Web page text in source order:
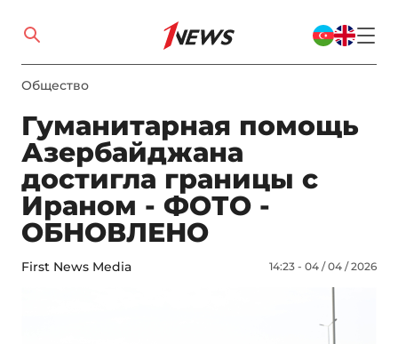
Общество
Гуманитарная помощь
Азербайджана
достигла границы с
Ираном - ФОТО -
ОБНОВЛЕНО
First News Media 14:23 - 04 / 04 / 2026